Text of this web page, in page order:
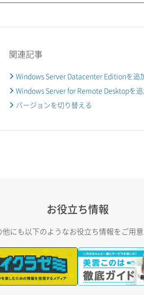
関連記事
Windows Server Datacenter Editionを追
Windows Server for Remote Desktopを
バージョンを切り替える
お役立ち情報
にも以下のようなお役立ち情報をご用